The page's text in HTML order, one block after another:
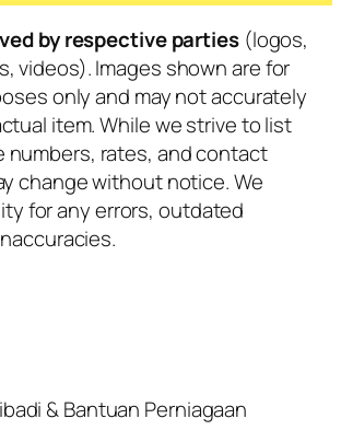
by respective parties(logos,
videos). Images shown are for
only and may not accurately
item. While we strive to list
numbers, rates, and contact
change without notice. We
for any errors, outdated
& Bantuan Perniagaan